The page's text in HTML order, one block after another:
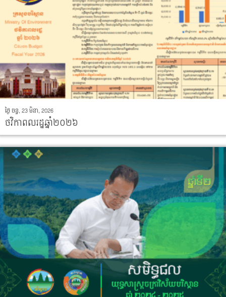
ថ្ងៃ ចន្ទ, 23 មិនា, 2026
ថវិកាពលរដ្ឋឆ្នាំ២០២៦